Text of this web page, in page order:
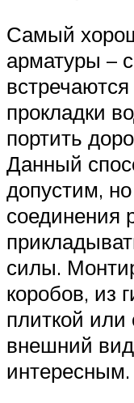
Самый
арматуры –
прокладки
портить
Данный
допустим,
соединения
силы.
коробов, из
плиткой или
внешний
интересным.